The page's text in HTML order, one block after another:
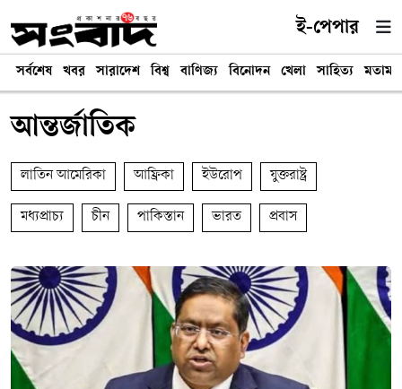
ই-পেপার
সর্বশেষ খবর সারাদেশ বিশ্ব বাণিজ্য বিনোদন খেলা সাহিত্য মতামত
আন্তর্জাতিক
লাতিন আমেরিকা আফ্রিকা ইউরোপ যুক্তরাষ্ট্র
মধ্যপ্রাচ্য চীন পাকিস্তান ভারত প্রবাস